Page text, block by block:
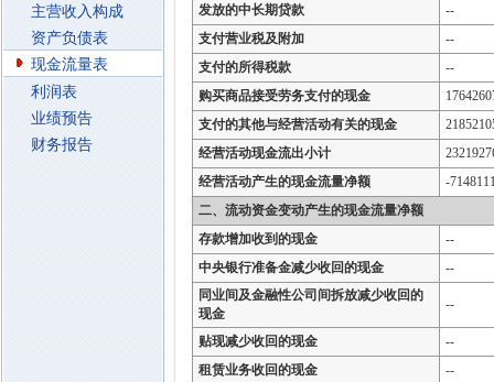
主营收入构成
资产负债表
现金流量表
利润表
业绩预告
财务报告
发放的中长期贷款
--
支付营业税及附加
--
支付的所得税款
--
购买商品接受劳务支付的现金
支付的其他与经营活动有关的现金
经营活动现金流出小计
经营活动产生的现金流量净额
-
二、流动资金变动产生的现金流量净额
存款增加收到的现金
--
中央银行准备金减少收回的现金
--
同业间及金融性公司间拆放减少收回的
现金
--
贴现减少收回的现金
--
租赁业务收回的现金
--